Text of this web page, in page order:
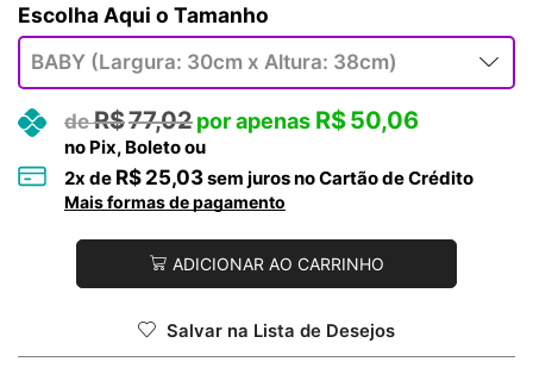
Tamanho
R$77,02 R$50,06
no Pix, Boleto ou
2x de R$ 25,03sem juros no Cartão de Crédito
Mais formas de pagamento
ADICIONAR AO CARRINHO
Salvar na Lista de Desejos